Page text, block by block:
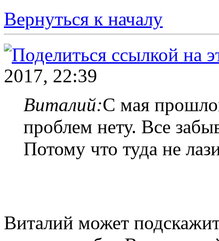
Вернуться к началу
2017, 22:39
Виталий:С мая
проблем нету. Все
Потому что туда не
Виталий может